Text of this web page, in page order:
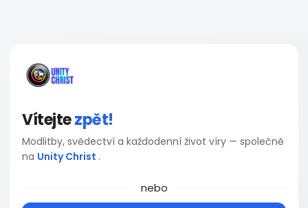
Vítejtezpět!
Modlitby, svědectví a každodenní život víry — společně
na Unity Christ .
nebo